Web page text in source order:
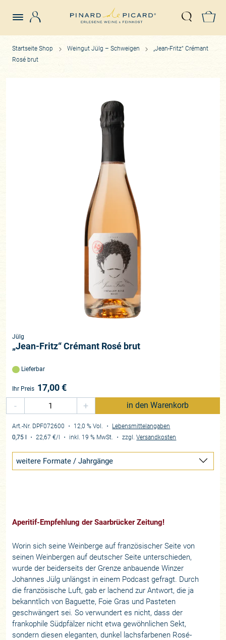
Suche
Startseite Shop Weingut Jülg – Schweigen
„Jean-Fritz“ Crémant
Rosé brut
Jülg
„Jean-Fritz“ Crémant Rosé brut
Lieferbar
Ihr Preis 17,00€
-
+ in den Warenkorb
Art.-Nr. DPF072600 ・ 12,0 % Vol. ・ Lebensmittelangaben
0,75 l
・22,67 €/l ・ inkl. 19 % MwSt. ・zzgl.Versandkosten
weitere Formate / Jahrgänge
Aperitif-Empfehlung der Saarbrücker Zeitung!
Worin sich seine Weinberge auf französischer Seite von
seinen Weinbergen auf deutscher Seite unterschieden,
wurde der beiderseits der Grenze anbauende Winzer
Johannes Jülg unlängst in einem Podcast gefragt. Durch
die französische Luft, gab er lachend zur Antwort, die ja
bekanntlich von Baguette, Foie Gras und Pasteten
geschwängert sei. So verwundert es nicht, dass der
frankophile Südpfälzer nicht etwa gewöhnlichen Sekt,
sondern diesen eleganten, dunkel lachsfarbenen Rosé-